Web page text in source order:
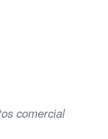
comercial